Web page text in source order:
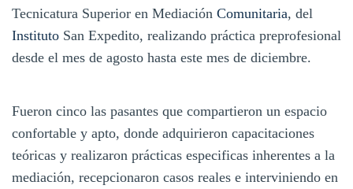
Tecnicatura Superior en Mediación Comunitaria, del
Instituto San Expedito, realizando práctica preprofesional
desde el mes de agosto hasta este mes de diciembre.
Fueron cinco las pasantes que compartieron un espacio
confortable y apto, donde adquirieron capacitaciones
teóricas y realizaron prácticas especificas inherentes a la
mediación, recepcionaron casos reales e interviniendo en